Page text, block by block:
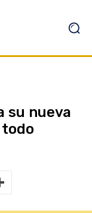
su nueva